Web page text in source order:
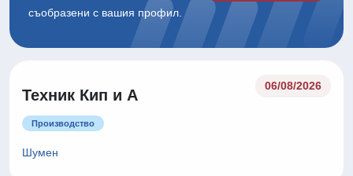
съобразени с вашия профил.
Техник Кип и А
06/08/2026
Производство
Шумен